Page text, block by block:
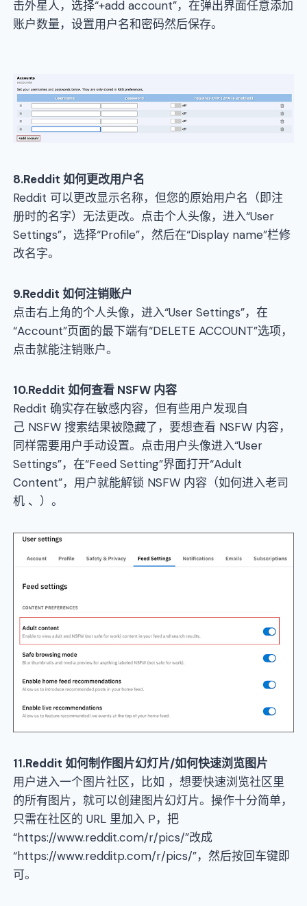
击外星人，选择“+add account”，在弹出界面任意添加
账户数量，设置用户名和密码然后保存。
8.Reddit如何更改用户名
Reddit 可以更改显示名称，但您的原始用户名（即注
册时的名字）无法更改。点击个人头像，进入“User
Settings”，选择“Profile”，然后在“Display name”栏修
改名字。
9.Reddit如何注销账户
点击右上角的个人头像，进入“User Settings”，在
“Account”页面的最下端有“DELETE ACCOUNT”选项，
点击就能注销账户。
10.Reddit如何查看 NSFW 内容
Reddit 确实存在敏感内容，但有些用户发现自
己 NSFW 搜索结果被隐藏了，要想查看 NSFW 内容，
同样需要用户手动设置。点击用户头像进入“User
Settings”，在“Feed Setting”界面打开“Adult
Content”，用户就能解锁 NSFW 内容（如何进入老司
机 、）。
11.Reddit 如何制作图片幻灯片/如何快速浏览图片
用户进入一个图片社区，比如 ，想要快速浏览社区里
的所有图片，就可以创建图片幻灯片。操作十分简单，
只需在社区的 URL 里加入 P，把
“https://www.reddit.com/r/pics/”改成
“https://www.redditp.com/r/pics/”，然后按回车键即
可。